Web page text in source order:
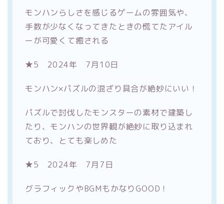
モンハンらしさを感じるゲームの雰囲気や、
手数が少なくなってきたときの慌てたアイル
ーが可愛くて癒される
★5 2024年 7月10日
モンハン×パズルの混ざり具合が絶妙にいい！
パズルで討伐したモンスターの素材で建築し
たり、モンハンの世界観が絶妙に取り込まれ
ており、とても楽しめた
★5 2024年 7月7日
グラフィックやBGMもかなりGOOD！